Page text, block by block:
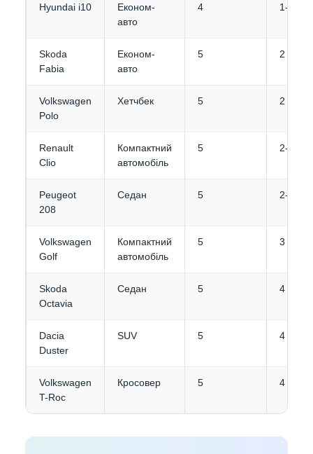
Hyundai i10
Економ-
авто
4 1-2
Skoda
Fabia
Економ-
авто
5 2
Volkswagen
Polo
Хетчбек 5 2
Renault
Clio
Компактний
автомобіль
5 2-3
Peugeot
208
Седан 5 2-3
Volkswagen
Golf
Компактний
автомобіль
5 3
Skoda
Octavia
Седан 5 4
Dacia
Duster
SUV 5 4
Volkswagen
T-Roc
Кросовер 5 4